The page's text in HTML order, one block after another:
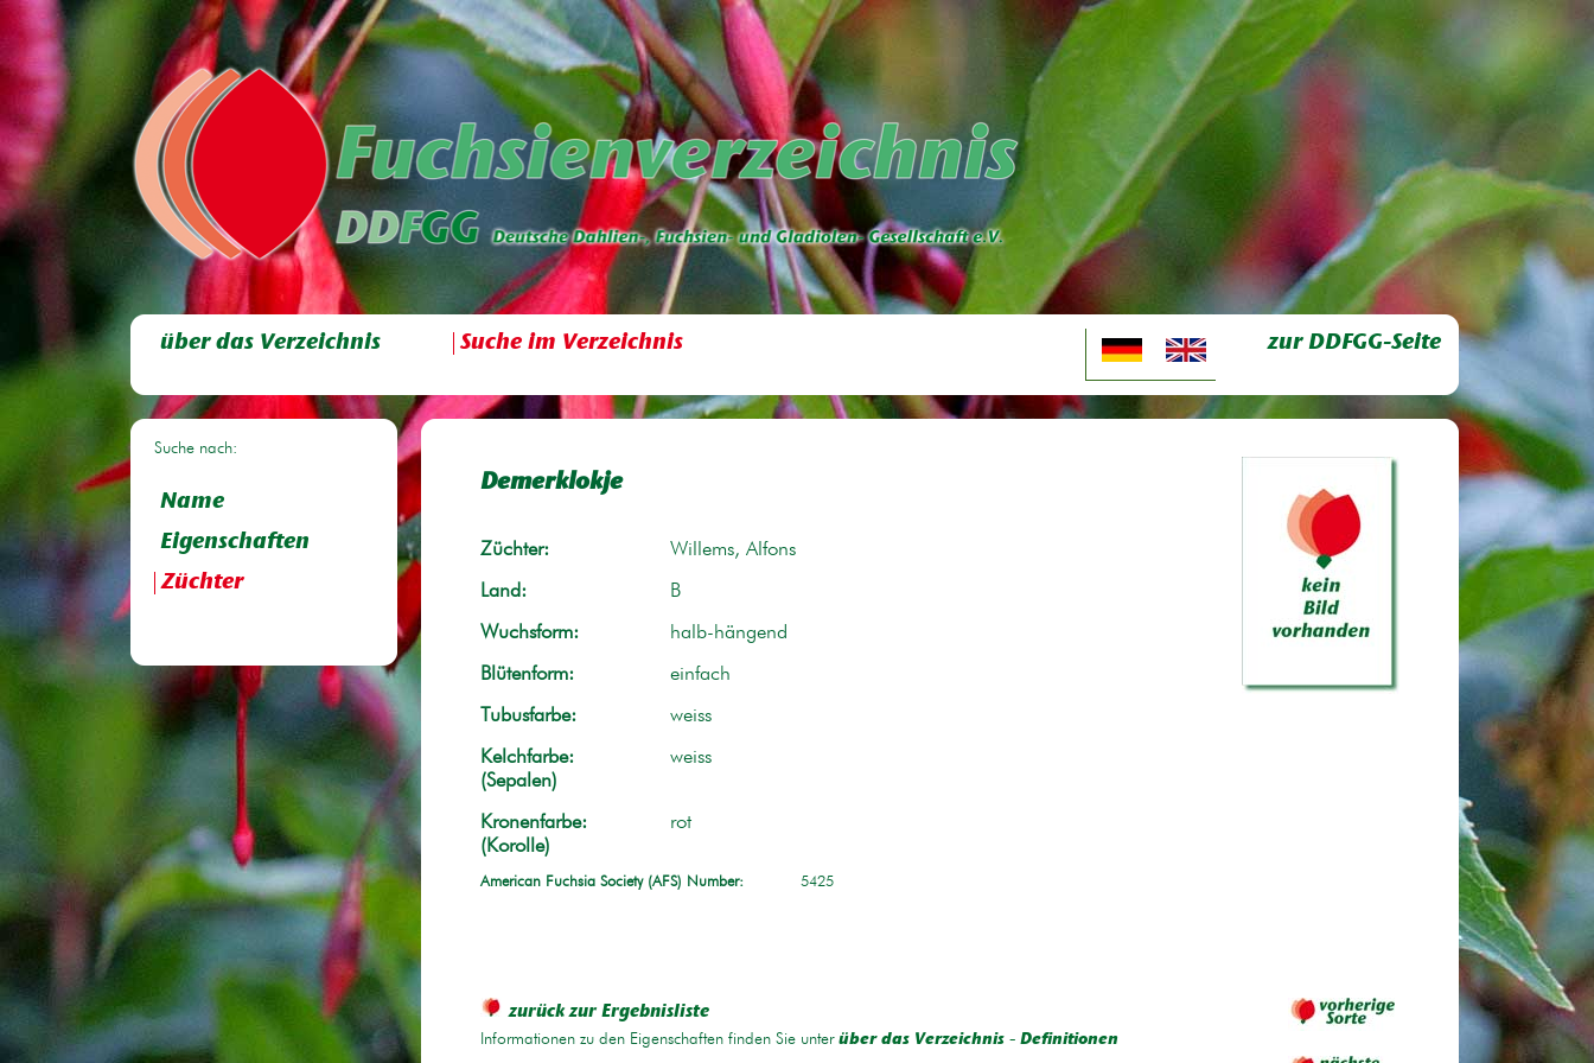
über das Verzeichnis Suche im Verzeichnis zur DDFGG-Seite
Suche nach:
Name
Eigenschaften
Züchter
Demerklokje
Züchter: Willems, Alfons
Land: B
Wuchsform: halb-hängend
Blütenform: einfach
Tubusfarbe: weiss
Kelchfarbe:
(Sepalen)
weiss
Kronenfarbe:
(Korolle)
rot
American Fuchsia Society (AFS) Number: 5425
zurück zur Ergebnisliste
Informationen zu den Eigenschaften finden Sie unter über das Verzeichnis - Definitionen